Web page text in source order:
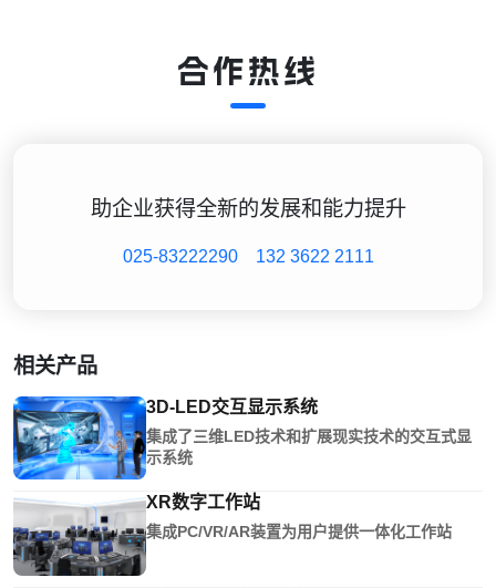
合作热线
助企业获得全新的发展和能力提升
025-83222290 132 3622 2111
相关产品
3D-LED交互显示系统
集成了三维LED技术和扩展现实技术的交互式显
示系统
XR数字工作站
集成PC/VR/AR装置为用户提供一体化工作站